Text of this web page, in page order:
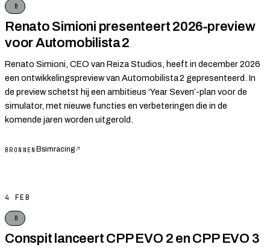
B
Renato Simioni presenteert 2026‑preview
voor Automobilista 2
Renato Simioni, CEO van Reiza Studios, heeft in december 2026
een ontwikkelingspreview van Automobilista 2 gepresenteerd. In
de preview schetst hij een ambitieus ‘Year Seven’-plan voor de
simulator, met nieuwe functies en verbeteringen die in de
komende jaren worden uitgerold.
BRONNEN Bsimracing↗
4 FEB
B
Conspit lanceert CPP EVO 2 en CPP EVO 3